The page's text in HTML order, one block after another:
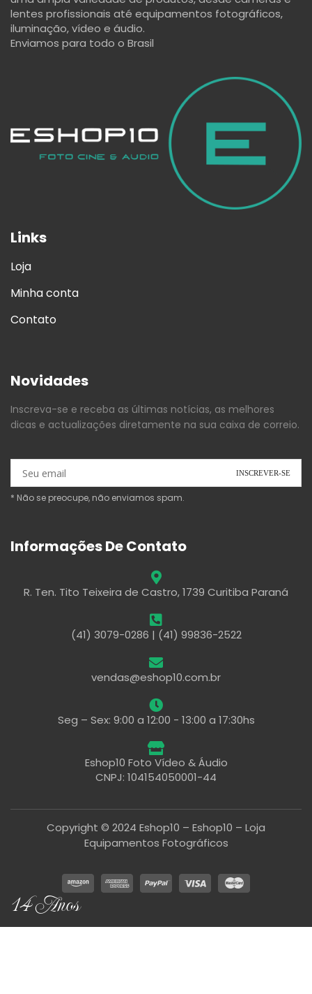
lentes profissionais até equipamentos fotográficos,
iluminação, vídeo e áudio.
Enviamos para todo o Brasil
Links
Loja
Minha conta
Contato
Novidades
Inscreva-se e receba as últimas notícias, as melhores
dicas e actualizações diretamente na sua caixa de correio.
* Não se preocupe, não enviamos spam.
Informações De Contato
R. Ten. Tito Teixeira de Castro, 1739 Curitiba Paraná
(41) 3079-0286 | (41) 99836-2522
vendas@eshop10.com.br
Seg – Sex: 9:00 a 12:00 - 13:00 a 17:30hs
Eshop10 Foto Vídeo & Áudio
CNPJ: 104154050001-44
Copyright © 2024 Eshop10 – Eshop10 – Loja
Equipamentos Fotográficos
14 Anos